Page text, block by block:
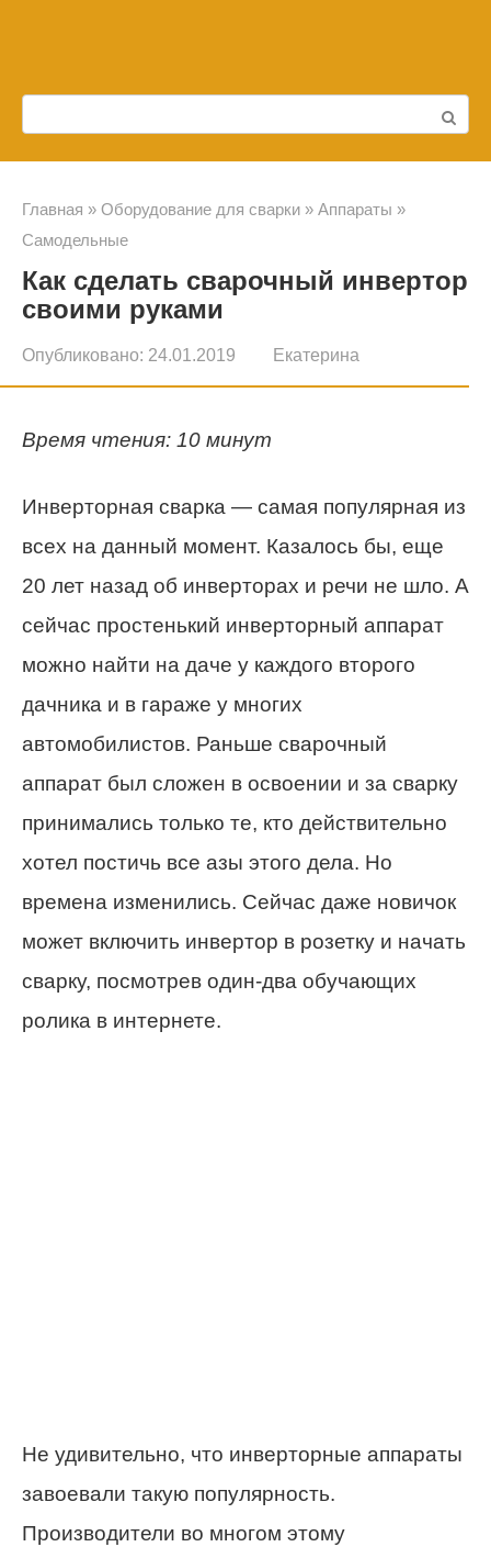
контенту
Главная » Оборудование для сварки » Аппараты »
Самодельные
Как сделать сварочный инвертор
своими руками
Опубликовано: 24.01.2019 Екатерина
Время чтения: 10 минут
Инверторная сварка — самая популярная из
всех на данный момент. Казалось бы, еще
20 лет назад об инверторах и речи не шло. А
сейчас простенький инверторный аппарат
можно найти на даче у каждого второго
дачника и в гараже у многих
автомобилистов. Раньше сварочный
аппарат был сложен в освоении и за сварку
принимались только те, кто действительно
хотел постичь все азы этого дела. Но
времена изменились. Сейчас даже новичок
может включить инвертор в розетку и начать
сварку, посмотрев один-два обучающих
ролика в интернете.
Не удивительно, что инверторные аппараты
завоевали такую популярность.
Производители во многом этому